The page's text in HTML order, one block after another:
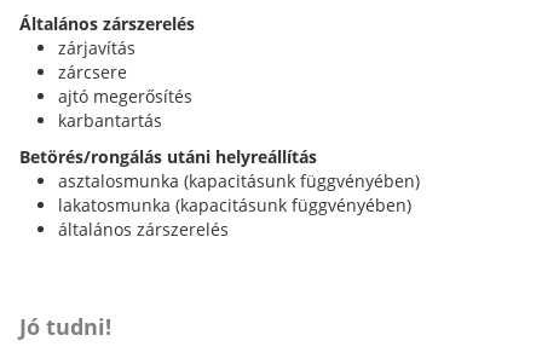
Általános zárszerelés
zárjavítás
zárcsere
ajtó megerősítés
karbantartás
Betörés/rongálás utáni helyreállítás
asztalosmunka (kapacitásunk függvényében)
lakatosmunka (kapacitásunk függvényében)
általános zárszerelés
Jó tudni!